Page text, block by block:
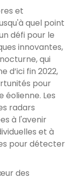
et
quel point
défi pour le
innovantes,
qui
d’ici fin 2022,
pour
Les
radars
à l'avenir
et à
pour détecter
des